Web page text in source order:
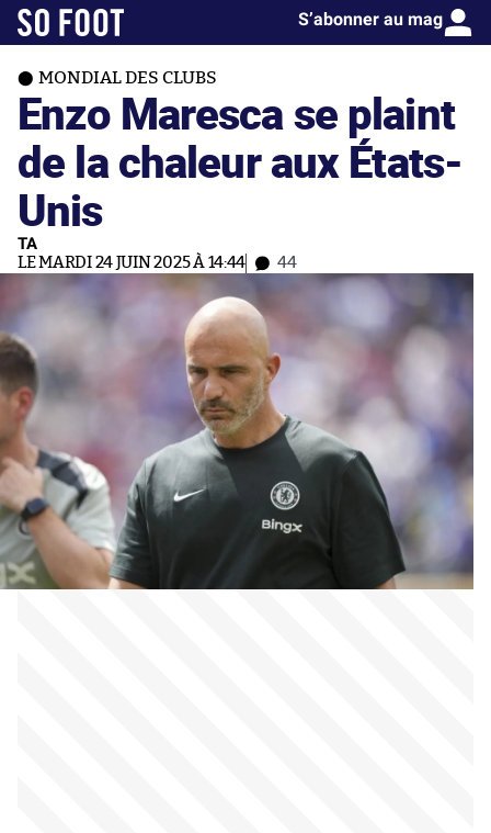
S’abonner au mag
MONDIAL DES CLUBS
Enzo Maresca se plaint
de la chaleur aux États-
Unis
TA
LE MARDI 24 JUIN 2025 À 14:44 44